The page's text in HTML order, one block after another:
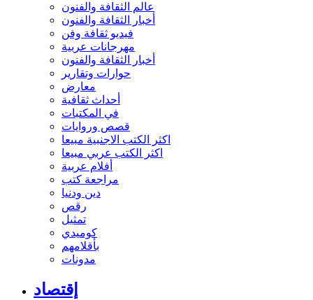
عالم الثقافة والفنون
أخبار الثقافة والفنون
فيديو ثقافة وفن
مهرجانات عربية
أخبار الثقافة والفنون
حوارات وتقارير
معارض
أحداث ثقافية
في المكتبات
قصص وروايات
اكثر الكتب الاجنبية مبيعا
اكثر الكتب عربي مبيعا
أفلام عربية
مراجعة كتب
دين ودنيا
رقص
تمثيل
كوميدي
بأقلامهم
مدونات
إقتصاد